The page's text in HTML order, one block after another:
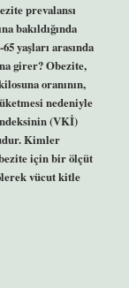
prevalansı
bakıldığında
yaşları arasında
girer? Obezite,
oranının,
nedeniyle
(VKİ)
Kimler
için bir ölçüt
vücut kitle